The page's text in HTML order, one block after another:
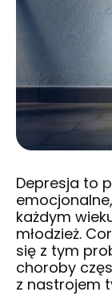
Depresja to
każdym
młodzież.
się z tym
choroby
z nastrojem